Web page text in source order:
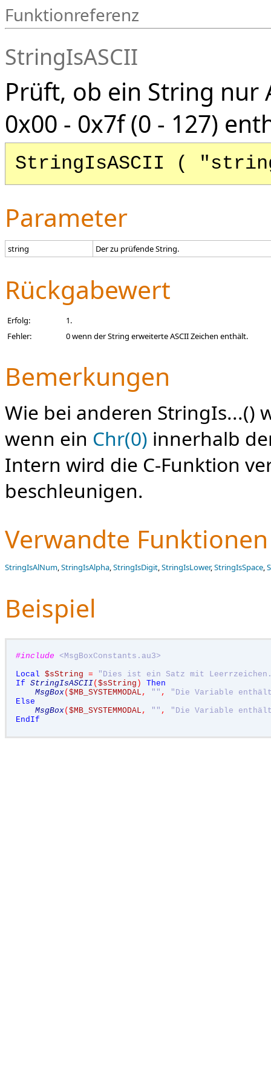
Funktionreferenz
StringIsASCII
Prüft, ob ein String nur
0x00 - 0x7f (0 - 127)
StringIsASCII (
Parameter
string Der zu prüfende String.
Rückgabewert
Erfolg:
1.
Fehler:
0 wenn der String erweiterte ASCII Zeichen enthält.
Bemerkungen
Wie bei anderen
wenn ein Chr(0) innerhalb
Intern wird die C-Funktion
beschleunigen.
Verwandte Funktionen
StringIsAlNum,StringIsAlpha,StringIsDigit,StringIsLower,StringIsSpace,
Beispiel
#include <MsgBoxConstants.au3>
Local $sString =
"Dies ist ein Satz mit
If StringIsASCII( $sString )
Then
MsgBox( $MB_SYSTEMMODAL , "" ,
"Die Variable
Else
MsgBox( $MB_SYSTEMMODAL , "" ,
"Die Variable
EndIf